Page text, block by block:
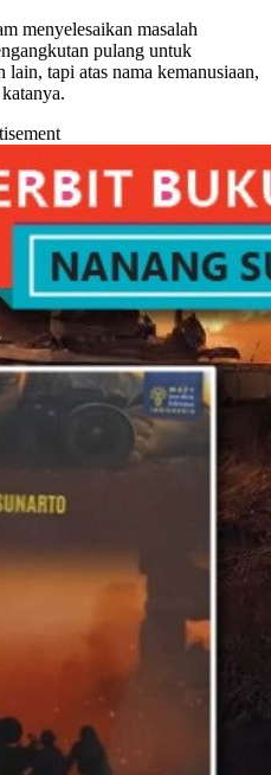
menyelesaikan masalah
pulang untuk
tapi atas nama kemanusiaan,